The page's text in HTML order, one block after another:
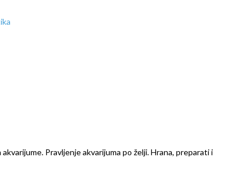
Pravljenje akvarijuma po želji. Hrana, preparati i